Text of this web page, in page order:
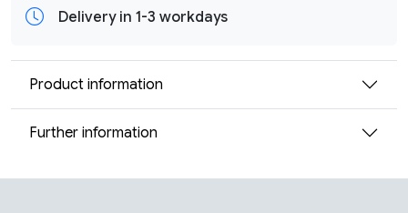
Delivery in 1-3 workdays
Product information
Further information